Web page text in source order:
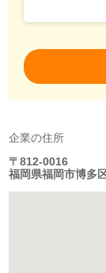
企業の住所
〒812-0016
福岡県福岡市博多